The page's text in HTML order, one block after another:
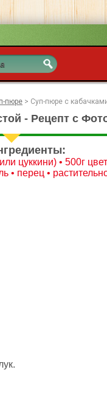
пюре > Суп-пюре с
- Рецепт с
цуккини) • 500г
• перец •